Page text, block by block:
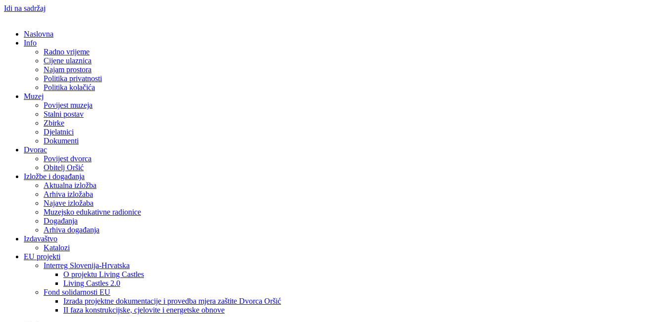
Idi na sadržaj
Naslovna
Info
Radno vrijeme
Cijene ulaznica
Najam prostora
Politika privatnosti
Politika kolačića
Muzej
Povijest muzeja
Stalni postav
Zbirke
Djelatnici
Dokumenti
Dvorac
Povijest dvorca
Obitelj Oršić
Izložbe i događanja
Aktualna izložba
Arhiva izložaba
Najave izložaba
Muzejsko edukativne radionice
Događanja
Arhiva događanja
Izdavaštvo
Katalozi
EU projekti
Interreg Slovenija-Hrvatska
O projektu Living Castles
Living Castles 2.0
Fond solidarnosti EU
Izrada projektne dokumentacije i provedba mjera zaštite Dvorca Oršić
II faza konstrukcijske, cjelovite i energetske obnove